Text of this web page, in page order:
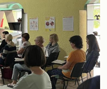
напрямам наукових